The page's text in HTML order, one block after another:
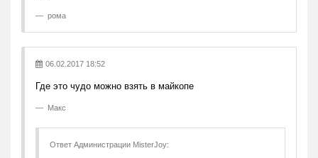
рома
06.02.2017 18:52
Где это чудо можно взять в майкопе
Макс
Ответ Администрации MisterJoy: